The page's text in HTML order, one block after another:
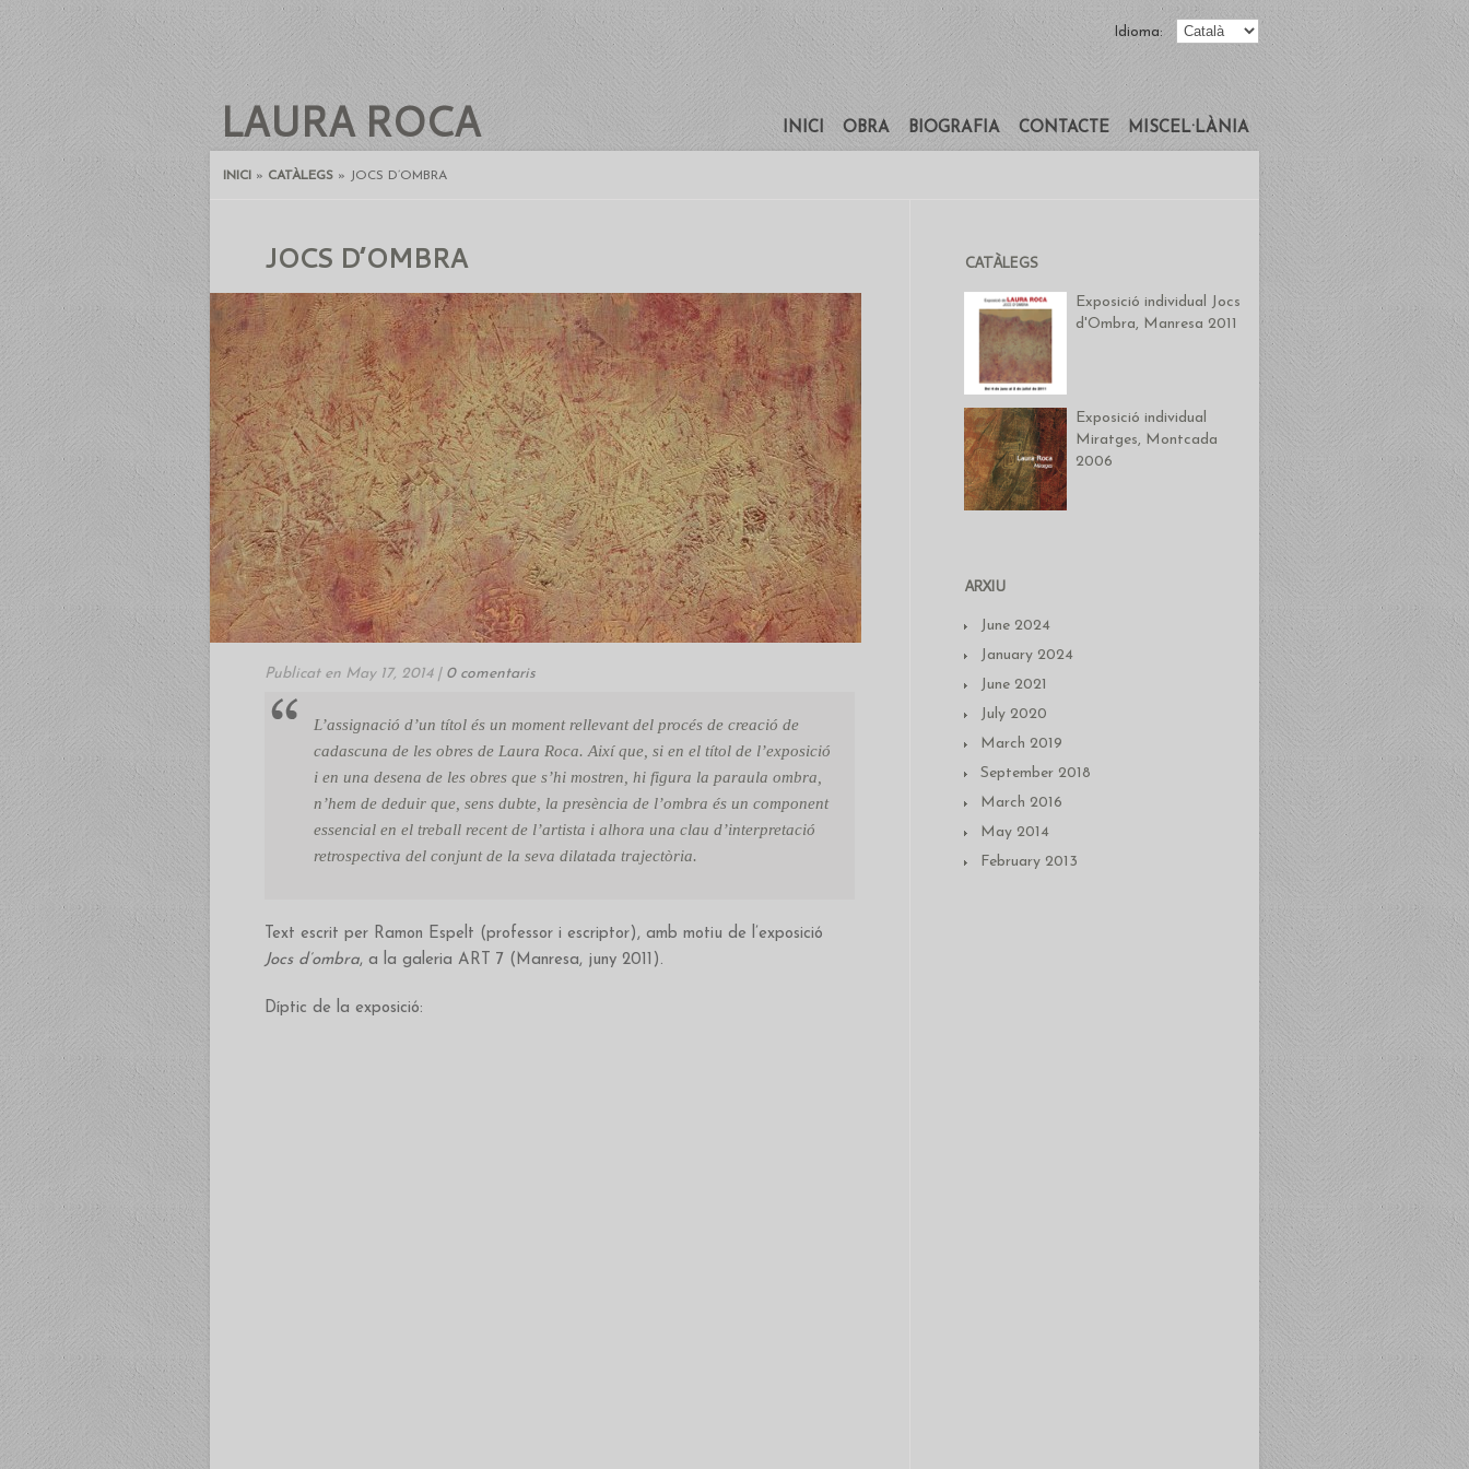
Idioma:
LAURA ROCA INICI OBRA BIOGRAFIA CONTACTE MISCEL·LÀNIA
INICI » CATÀLEGS » JOCS D’OMBRA
JOCS D’OMBRA
Publicat en May 17, 2014 | 0 comentaris
L’assignació d’un títol és un moment rellevant del procés de creació de
cadascuna de les obres de Laura Roca. Així que, si en el títol de l’exposició
i en una desena de les obres que s’hi mostren, hi figura la paraula ombra,
n’hem de deduir que, sens dubte, la presència de l’ombra és un component
essencial en el treball recent de l’artista i alhora una clau d’interpretació
retrospectiva del conjunt de la seva dilatada trajectòria.
Text escrit per Ramon Espelt (professor i escriptor), amb motiu de l’exposició
Jocs d’ombra, a la galeria ART 7 (Manresa, juny 2011).
Díptic de la exposició:
CATÀLEGS
Exposició individual Jocs
d'Ombra, Manresa 2011
Exposició individual
Miratges, Montcada
2006
ARXIU
June 2024
January 2024
June 2021
July 2020
March 2019
September 2018
March 2016
May 2014
February 2013